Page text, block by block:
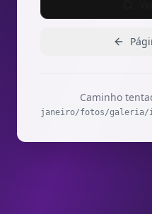
Caminho
janeiro/fotos/galeria/id/